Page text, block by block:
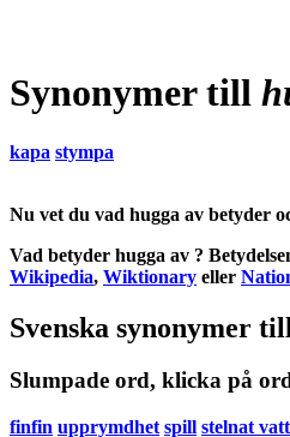
Synonymer till
kapa stympa
Nu vet du vad hugga av betyder
Vad betyder hugga av ?
Wikipedia, Wiktionary eller
Svenska synonymer
Slumpade ord, klicka på
finfin upprymdhet spill stelnat